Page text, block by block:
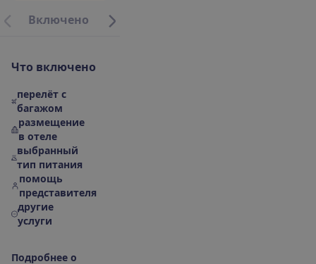
Включено ес
Что включено
перелёт с
багажом
размещение
в отеле
выбранный
тип питания
помощь
представителя
другие
услуги
Подробнее о